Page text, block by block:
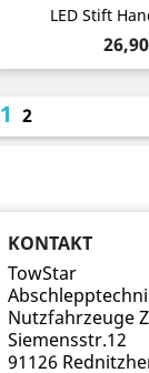
LED Stift
Preis

12
KONTAKT
TowStar
Nutzfahrzeuge
Siemensstr.12
91126